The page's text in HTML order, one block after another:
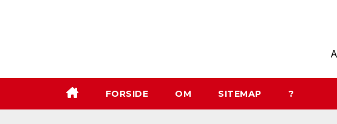
FORSIDE OM SITEMAP ?